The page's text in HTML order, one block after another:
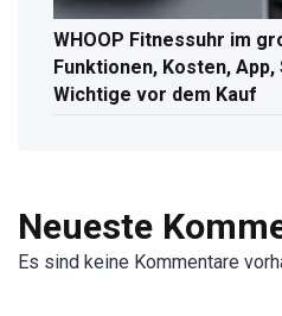
WHOOP Fitnessuhr im
Funktionen, Kosten,
Wichtige vor dem Kauf
Neueste
Es sind keine Kommentare